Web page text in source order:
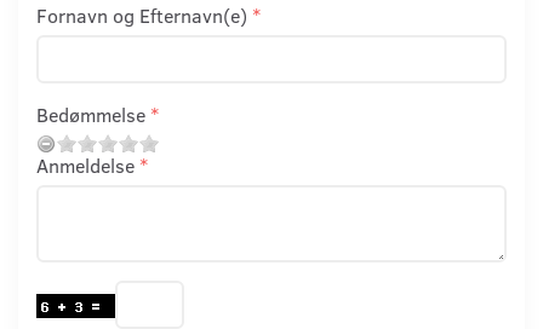
Fornavn og Efternavn(e)
Bedømmelse
Anmeldelse